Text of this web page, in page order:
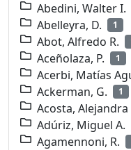
Abedini, Walter I.
Abelleyra, D. 1
Abot, Alfredo R.
Aceñolaza, P. 1
Acerbi, Matías
Ackerman, G. 1
Acosta,
Adúriz, Miguel A.
Agamennoni, R.